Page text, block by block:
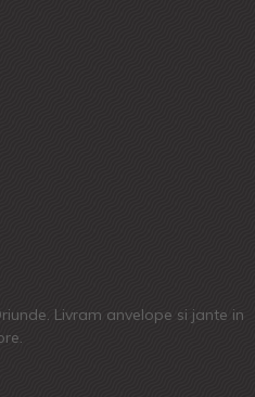
Livram anvelope si jante in